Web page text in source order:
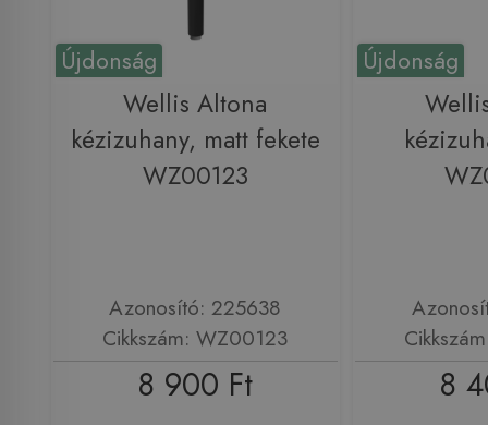
Újdonság
Wellis Altona
kézizuhany, matt fekete
WZ00123
Azonosító: 225638
Cikkszám: WZ00123
8 900 Ft
Újdonság
8